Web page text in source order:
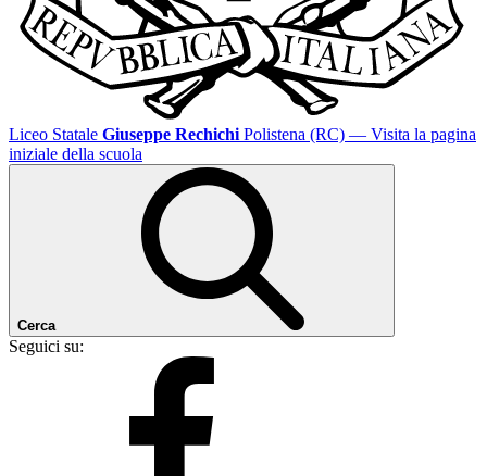
Liceo Statale Giuseppe Rechichi Polistena (RC) — Visita la pagina
iniziale della scuola
Cerca
Seguici su: